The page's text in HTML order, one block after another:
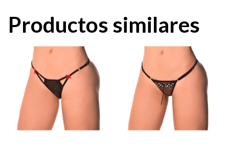
Productos similares